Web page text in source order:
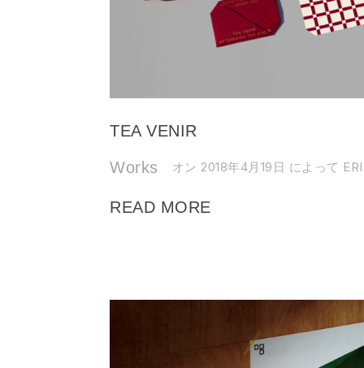
TEA VENIR
Works オン 2018年4月19日 によって
READ MORE